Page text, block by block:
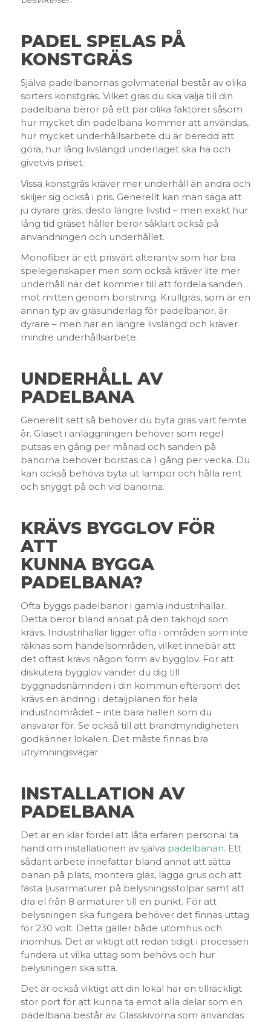
PADEL SPELAS PÅ
KONSTGRÄS
Själva padelbanornas golvmaterial består av olika
sorters konstgräs. Vilket gräs du ska välja till din
padelbana beror på ett par olika faktorer såsom
hur mycket din padelbana kommer att användas,
hur mycket underhållsarbete du är beredd att
göra, hur lång livslängd underlaget ska ha och
givetvis priset.
Vissa konstgräs kräver mer underhåll än andra och
skiljer sig också i pris. Generellt kan man säga att
ju dyrare gräs, desto längre livstid – men exakt hur
lång tid gräset håller beror såklart också på
användningen och underhållet.
Monofiber är ett prisvärt alterantiv som har bra
spelegenskaper men som också kräver lite mer
underhåll när det kommer till att fördela sanden
mot mitten genom borstning. Krullgräs, som är en
annan typ av gräsunderlag för padelbanor, är
dyrare – men har en längre livslängd och kräver
mindre underhållsarbete.
UNDERHÅLL AV
PADELBANA
Generellt sett så behöver du byta gräs vart femte
år. Glaset i anläggningen behöver som regel
putsas en gång per månad och sanden på
banorna behöver borstas ca 1 gång per vecka. Du
kan också behöva byta ut lampor och hålla rent
och snyggt på och vid banorna.
KRÄVS BYGGLOV FÖR
ATT
KUNNA BYGGA
PADELBANA?
Ofta byggs padelbanor i gamla industrihallar.
Detta beror bland annat på den takhöjd som
krävs. Industrihallar ligger ofta i områden som inte
räknas som handelsområden, vilket innebär att
det oftast krävs någon form av bygglov. För att
diskutera bygglov vänder du dig till
byggnadsnämnden i din kommun eftersom det
krävs en ändring i detaljplanen för hela
industriområdet – inte bara hallen som du
ansvarar för. Se också till att brandmyndigheten
godkänner lokalen. Det måste finnas bra
utrymningsvägar.
INSTALLATION AV
PADELBANA
Det är en klar fördel att låta erfaren personal ta
hand om installationen av själva padelbanan. Ett
sådant arbete innefattar bland annat att sätta
banan på plats, montera glas, lägga grus och att
fästa ljusarmaturer på belysningsstolpar samt att
dra el från 8 armaturer till en punkt. För att
belysningen ska fungera behöver det finnas uttag
för 230 volt. Detta gäller både utomhus och
inomhus. Det är viktigt att redan tidigt i processen
fundera ut vilka uttag som behövs och hur
belysningen ska sitta.
Det är också viktigt att din lokal har en tillräckligt
stor port för att kunna ta emot alla delar som en
padelbana består av. Glasskivorna som användas